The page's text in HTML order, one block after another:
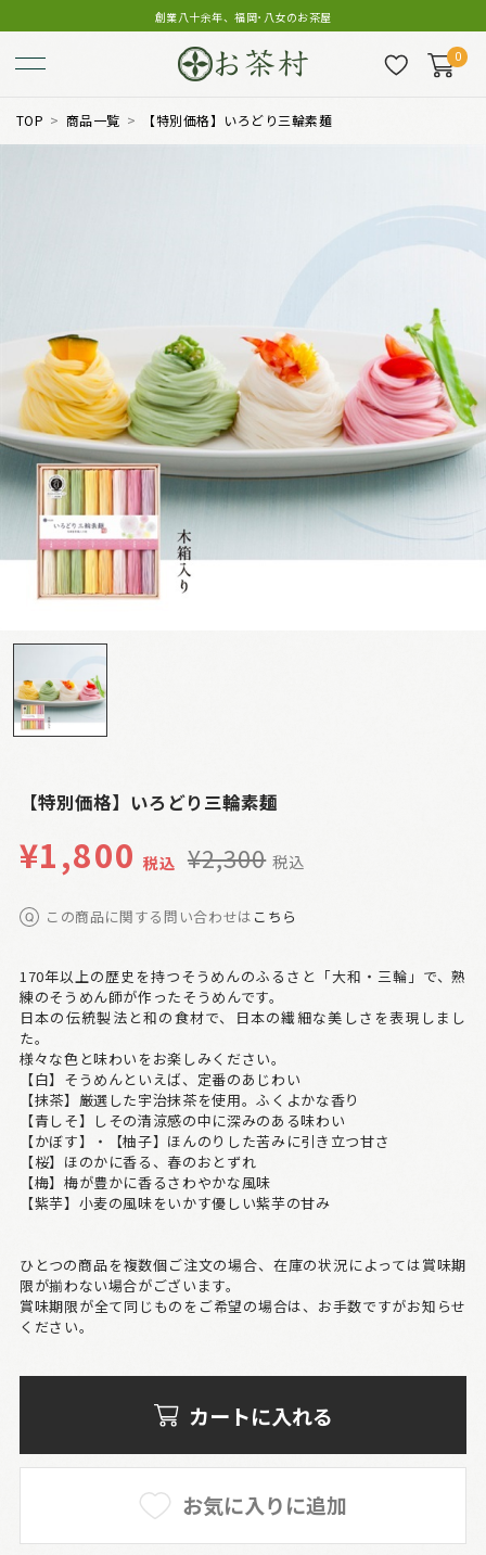
創業八十余年、福岡･八女のお茶屋
0
TOP 商品一覧 【特別価格】いろどり三輪素麺
【特別価格】いろどり三輪素麺
¥1,800 税込 ¥2,300 税込
この商品に関する問い合わせは こちら
170年以上の歴史を持つそうめんのふるさと「大和・三輪」で、熟
練のそうめん師が作ったそうめんです。
日本の伝統製法と和の食材で、日本の繊細な美しさを表現しまし
た。
様々な色と味わいをお楽しみください。
【白】そうめんといえば、定番のあじわい
【抹茶】厳選した宇治抹茶を使用。ふくよかな香り
【青しそ】しその清涼感の中に深みのある味わい
【かぼす】・【柚子】ほんのりした苦みに引き立つ甘さ
【桜】ほのかに香る、春のおとずれ
【梅】梅が豊かに香るさわやかな風味
【紫芋】小麦の風味をいかす優しい紫芋の甘み
ひとつの商品を複数個ご注文の場合、在庫の状況によっては賞味期
限が揃わない場合がございます。
賞味期限が全て同じものをご希望の場合は、お手数ですがお知らせ
ください。
カートに入れる
お気に入りに追加